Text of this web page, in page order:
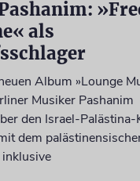
als
Album »Lounge
Musiker Pashanim
den Israel-Palästina-
dem